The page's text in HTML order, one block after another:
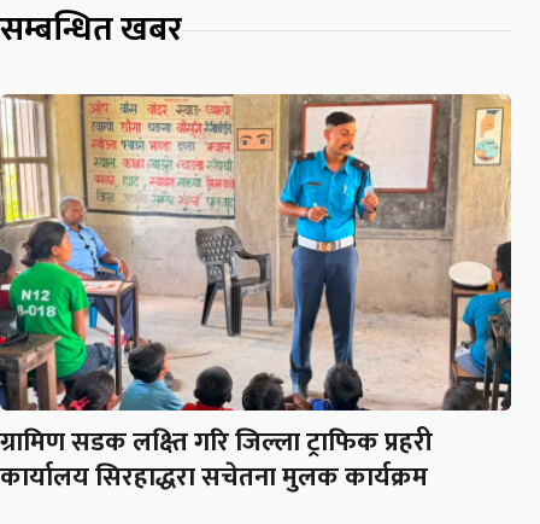
सम्बन्धित खबर
ग्रामिण सडक लक्ष्ति गरि जिल्ला ट्राफिक प्रहरी
कार्यालय सिरहाद्धरा सचेतना मुलक कार्यक्रम